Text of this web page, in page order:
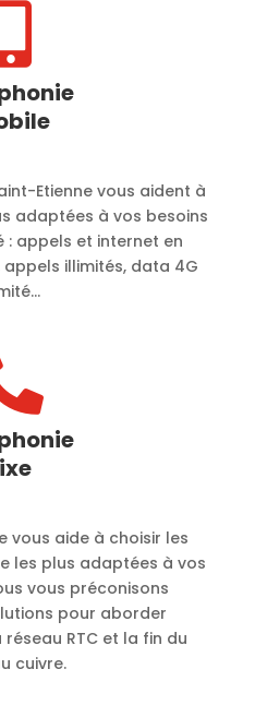
Etienne vous aident à
adaptées à vos besoins
: appels et internet en
appels illimités, data 4G
vous aide à choisir les
les plus adaptées à vos
vous préconisons
pour aborder
RTC et la fin du
cuivre.